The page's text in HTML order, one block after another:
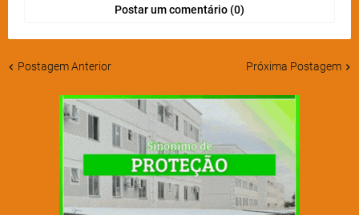
Postar um comentário (0)
Postagem Anterior Próxima Postagem